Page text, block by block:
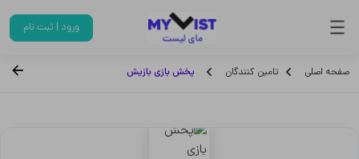
ورود | ثبت نام
صفحه اصلی تامین کنندگان پخش بازی بازیش